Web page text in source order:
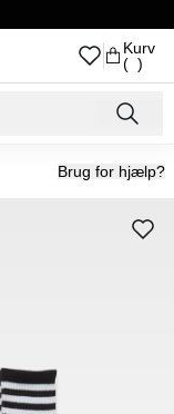
Kurv
( )
Brug for hjælp?